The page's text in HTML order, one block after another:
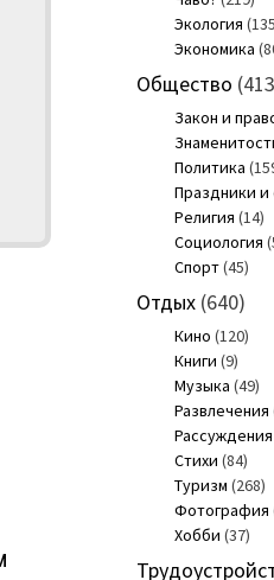
Экология
Экономика
Общество
Закон и
Политика
Праздники и
Религия (14)
Социология
Спорт(45)
Отдых(640)
Кино (120)
Книги (9)
Музыка (49)
Развлечения
Рассуждения
Стихи (84)
Туризм (268)
Фотография
Хобби (37)